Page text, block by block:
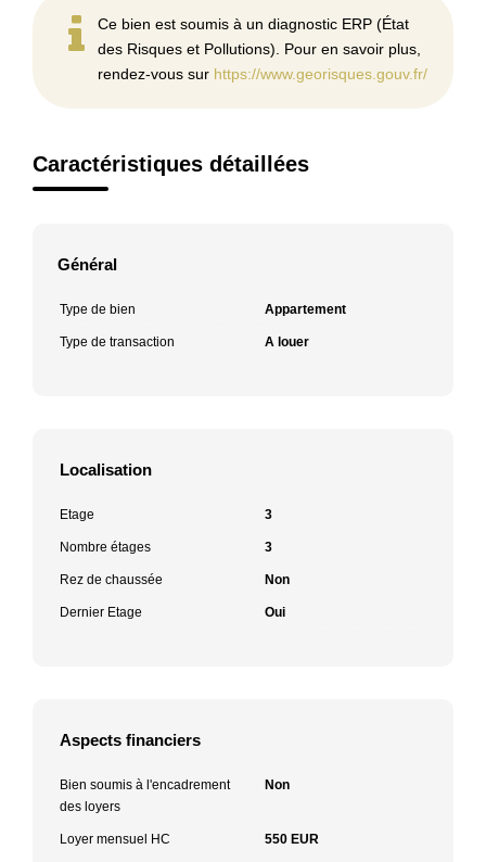
Ce bien est soumis à un diagnostic ERP (État
des Risques et Pollutions). Pour en savoir plus,
rendez-vous sur https://www.georisques.gouv.fr/
Caractéristiques détaillées
Général
Type de bien Appartement
Type de transaction A louer
Localisation
Etage 3
Nombre étages 3
Rez de chaussée Non
Dernier Etage Oui
Aspects financiers
Bien soumis à l'encadrement
des loyers
Non
Loyer mensuel HC 550 EUR